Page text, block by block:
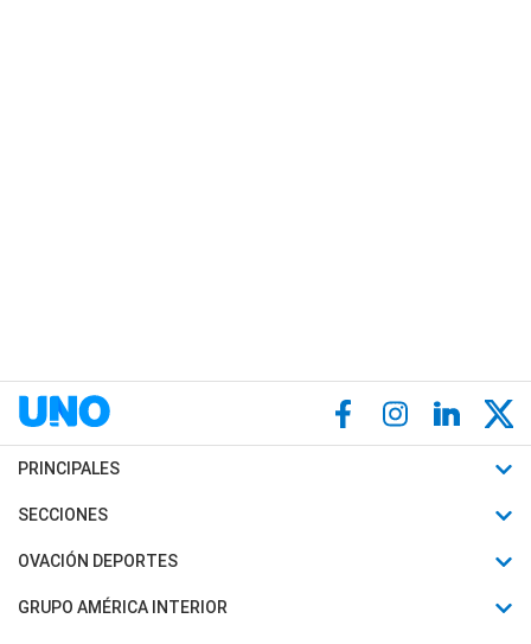
PRINCIPALES
Últimas Noticias
Política
SECCIONES
Horóscopo
Motores
OVACIÓN DEPORTES
Fútbol
GRUPO AMÉRICA INTERIOR